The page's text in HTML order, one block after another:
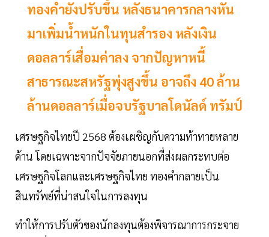
ทองคำยังปรับขึ้น หลังธนาคารกลางหัน
มาเพิ่มน้ำหนักในทุนสำรอง หลังเงิน
ดอลลาร์เสื่อมค่าลง จากปัญหาหนี้
สาธารณะสหรัฐพุ่งสูงขึ้น อาจถึง 40 ล้าน
ล้านดอลลาร์เมื่อจบรัฐบาลโดนัลด์ ทรัมป์
เศรษฐกิจไทยปี 2568 ต้องเผชิญกับความท้าทายหลาย
ด้าน โดยเฉพาะจากปัจจัยภายนอกที่ส่งผลกระทบต่อ
เศรษฐกิจโลกและเศรษฐกิจไทย ทองคำกลายเป็น
สินทรัพย์ที่น่าสนใจในการลงทุน
ทำให้การปรับตัวของนักลงทุนต้องพิจารณาการกระจาย